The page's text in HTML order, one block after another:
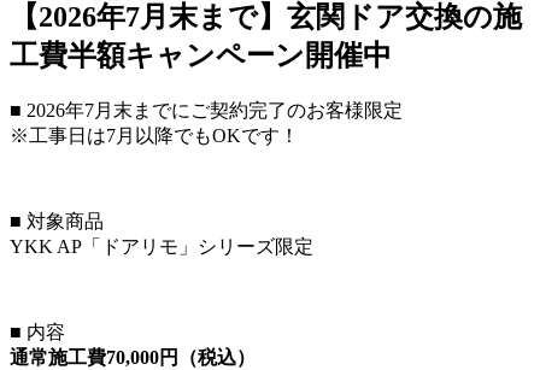
【2026年7月末まで】玄関ドア交換の施
工費半額キャンペーン開催中
■ 2026年7月末までにご契約完了のお客様限定
※工事日は7月以降でもOKです！
■ 対象商品
YKK AP「ドアリモ」シリーズ限定
■ 内容
通常施工費70,000円（税込）